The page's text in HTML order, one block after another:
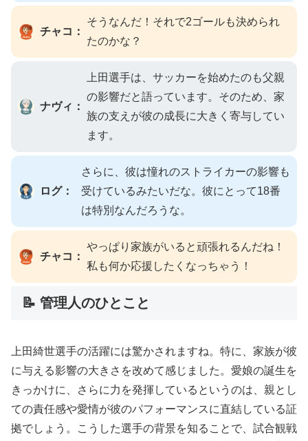
チャコ：
そうなんだ！それで2ゴールも決められ
たのかな？
ナヴィ：
上田選手は、サッカーを始めたのも父親
の影響だと語っています。そのため、家
族の支えが彼の成長に大きく寄与してい
ます。
ログ：
さらに、彼は憧れのストライカーの影響も
受けているみたいだな。彼にとって18番
は特別なんだろうな。
チャコ：
やっぱり家族がいると頑張れるんだね！
私も何か応援したくなっちゃう！
📝 管理人のひとこと
上田綺世選手の活躍には驚かされますね。特に、家族が彼
に与える影響の大きさを改めて感じました。愛娘の誕生を
きっかけに、さらに力を発揮しているというのは、親とし
ての責任感や愛情が彼のパフォーマンスに直結している証
拠でしょう。こうした選手の背景を知ることで、試合観戦